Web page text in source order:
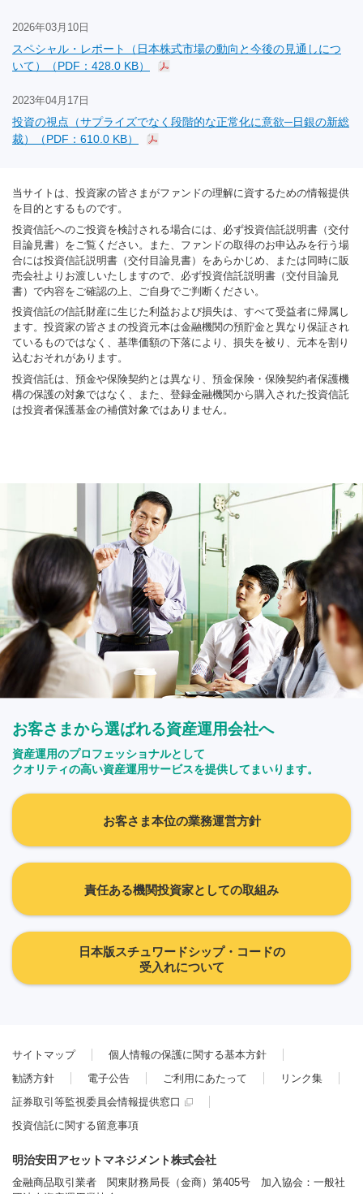
2026年03月10日
スペシャル・レポート（日本株式市場の動向と今後の見通しにつ
いて）（PDF：428.0 KB）
2023年04月17日
投資の視点（サプライズでなく段階的な正常化に意欲─日銀の新総
裁）（PDF：610.0 KB）
当サイトは、投資家の皆さまがファンドの理解に資するための情報提供
を目的とするものです。
投資信託へのご投資を検討される場合には、必ず投資信託説明書（交付
目論見書）をご覧ください。また、ファンドの取得のお申込みを行う場
合には投資信託説明書（交付目論見書）をあらかじめ、または同時に販
売会社よりお渡しいたしますので、必ず投資信託説明書（交付目論見
書）で内容をご確認の上、ご自身でご判断ください。
投資信託の信託財産に生じた利益および損失は、すべて受益者に帰属し
ます。投資家の皆さまの投資元本は金融機関の預貯金と異なり保証され
ているものではなく、基準価額の下落により、損失を被り、元本を割り
込むおそれがあります。
投資信託は、預金や保険契約とは異なり、預金保険・保険契約者保護機
構の保護の対象ではなく、また、登録金融機関から購入された投資信託
は投資者保護基金の補償対象ではありません。
お客さまから選ばれる資産運用会社へ
資産運用のプロフェッショナルとして
クオリティの高い資産運用サービスを提供してまいります。
お客さま本位の業務運営方針
責任ある機関投資家としての取組み
日本版スチュワードシップ・コードの
受入れについて
サイトマップ
個人情報の保護に関する基本方針
勧誘方針
電子公告 ご利用にあたって
リンク集
証券取引等監視委員会情報提供窓口
投資信託に関する留意事項
明治安田アセットマネジメント株式会社
金融商品取引業者 関東財務局長（金商）第405号 加入協会：一般社